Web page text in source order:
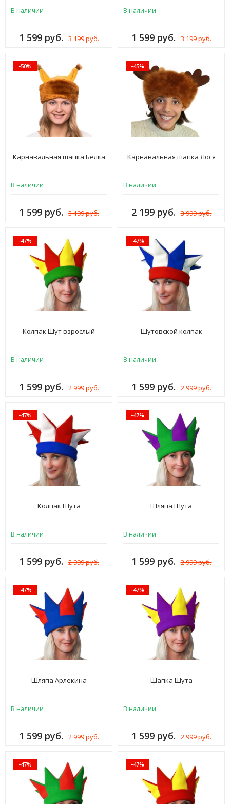
В наличии
1 599 руб. 3 199 руб.
В наличии
1 599 руб. 3 199 руб.
-50%
Карнавальная шапка Белка
В наличии
1 599 руб. 3 199 руб.
-45%
Карнавальная шапка Лося
В наличии
2 199 руб. 3 999 руб.
-47%
Колпак Шут взрослый
В наличии
1 599 руб. 2 999 руб.
-47%
Шутовской колпак
В наличии
1 599 руб. 2 999 руб.
-47%
Колпак Шута
В наличии
1 599 руб. 2 999 руб.
-47%
Шляпа Шута
В наличии
1 599 руб. 2 999 руб.
-47%
Шляпа Арлекина
В наличии
1 599 руб. 2 999 руб.
-47%
Шапка Шута
В наличии
1 599 руб. 2 999 руб.
-47% -47%